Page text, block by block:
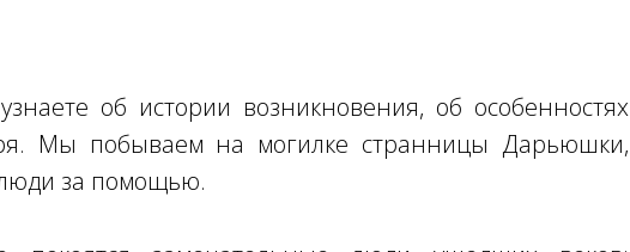
об истории возникновения, об особенностях
Мы побываем на могилке странницы Дарьюшки,
за помощью.